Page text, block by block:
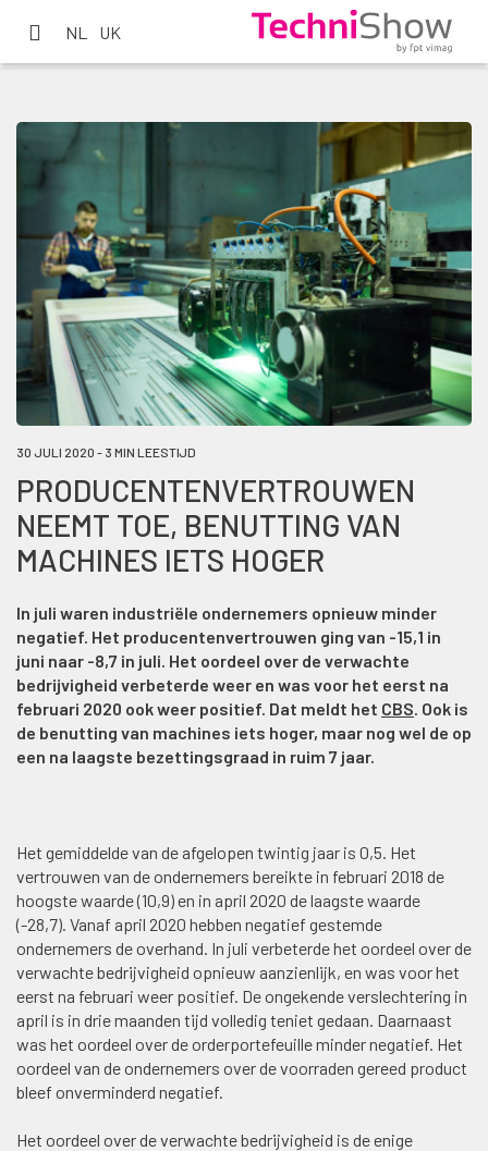
NL UK
30 JULI 2020 - 3 MIN LEESTIJD
PRODUCENTENVERTROUWEN
NEEMT TOE, BENUTTING VAN
MACHINES IETS HOGER
In juli waren industriële ondernemers opnieuw minder
negatief. Het producentenvertrouwen ging van -15,1 in
juni naar -8,7 in juli. Het oordeel over de verwachte
bedrijvigheid verbeterde weer en was voor het eerst na
februari 2020 ook weer positief. Dat meldt het CBS . Ook is
de benutting van machines iets hoger, maar nog wel de op
een na laagste bezettingsgraad in ruim 7 jaar.
Het gemiddelde van de afgelopen twintig jaar is 0,5. Het
vertrouwen van de ondernemers bereikte in februari 2018 de
hoogste waarde (10,9) en in april 2020 de laagste waarde
(-28,7). Vanaf april 2020 hebben negatief gestemde
ondernemers de overhand. In juli verbeterde het oordeel over de
verwachte bedrijvigheid opnieuw aanzienlijk, en was voor het
eerst na februari weer positief. De ongekende verslechtering in
april is in drie maanden tijd volledig teniet gedaan. Daarnaast
was het oordeel over de orderportefeuille minder negatief. Het
oordeel van de ondernemers over de voorraden gereed product
bleef onverminderd negatief.
Het oordeel over de verwachte bedrijvigheid is de enige